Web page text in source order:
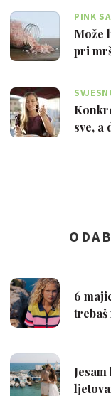
PINK
Može
pri
sve, a